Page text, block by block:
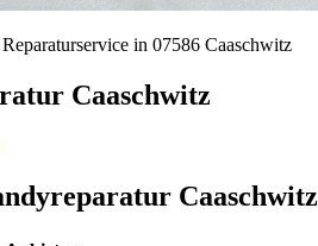
in 07586 Caaschwitz
Caaschwitz
Caaschwitz